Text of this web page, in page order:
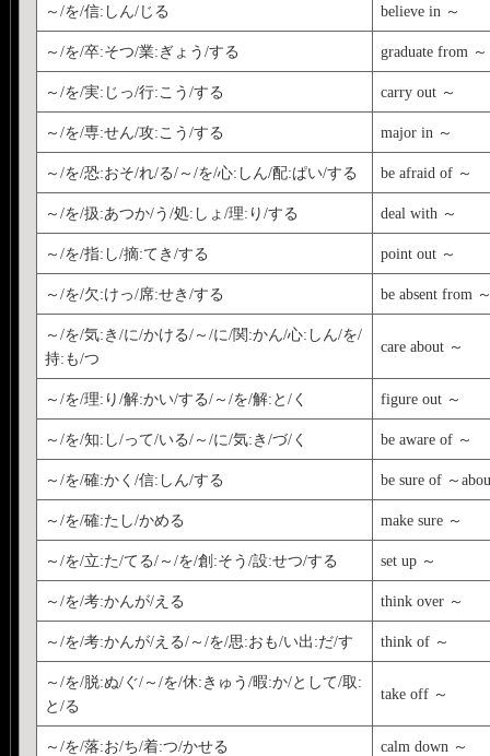
～/を/信:しん/じる believe in ～
～/を/卒:そつ/業:ぎょう/する graduate from ～
～/を/実:じっ/行:こう/する carry out ～
～/を/専:せん/攻:こう/する major in ～
～/を/恐:おそ/れ/る/～/を/心:しん/配:ぱい/する be afraid of ～
～/を/扱:あつか/う/処:しょ/理:り/する deal with ～
～/を/指:し/摘:てき/する point out ～
～/を/欠:けっ/席:せき/する be absent from
～/を/気:き/に/かける/～/に/関:かん/心:しん/を/
持:も/つ
care about ～
～/を/理:り/解:かい/する/～/を/解:と/く figure out ～
～/を/知:し/って/いる/～/に/気:き/づ/く be aware of ～
～/を/確:かく/信:しん/する be sure of ～
～/を/確:たし/かめる make sure ～
～/を/立:た/てる/～/を/創:そう/設:せつ/する set up ～
～/を/考:かんが/える think over ～
～/を/考:かんが/える/～/を/思:おも/い出:だ/す think of ～
～/を/脱:ぬ/ぐ/～/を/休:きゅう/暇:か/として/取:
と/る
take off ～
～/を/落:お/ち/着:つ/かせる calm down ～